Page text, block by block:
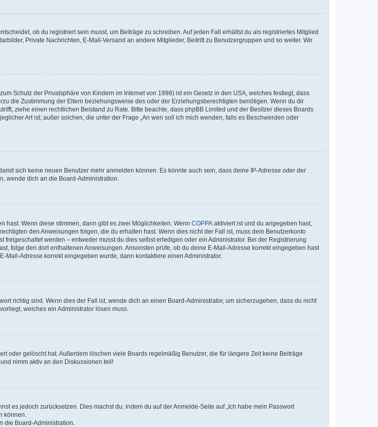
ob du registriert sein musst, um Beiträge zu schreiben. Auf jeden Fall erhältst du als registriertes Mitglied
Private Nachrichten, E-Mail-Versand an andere Mitglieder, Beitritt zu Benutzergruppen und so weiter. Wir
Schutz der Privatsphäre von Kindern im Internet von 1998) ist ein Gesetz in den USA, welches festlegt, dass
die Zustimmung der Eltern beziehungsweise des oder der Erziehungsberechtigten benötigen. Wenn du dir
ziehe einen rechtlichen Beistand zu Rate. Bitte beachte, dass phpBB Limited und der Besitzer dieses Boards
Art ist; außer solchen, die unter der Frage „An wen soll ich mich wenden, falls es Beschwerden oder
sich keine neuen Benutzer mehr anmelden können. Es könnte auch sein, dass deine IP-Adresse oder der
wende dich an die Board-Administration.
hast. Wenn diese stimmen, dann gibt es zwei Möglichkeiten. Wenn COPPA aktiviert ist und du angegeben hast,
den Anweisungen folgen, die du erhalten hast. Wenn dies nicht der Fall ist, muss dein Benutzerkonto
werden – entweder musst du dies selbst erledigen oder ein Administrator. Bei der Registrierung
folge den dort enthaltenen Anweisungen. Ansonsten prüfe, ob du deine E-Mail-Adresse korrekt eingegeben hast
Adresse korrekt eingegeben wurde, dann kontaktiere einen Administrator.
richtig sind. Wenn dies der Fall ist, wende dich an einen Board-Administrator, um sicherzugehen, dass du nicht
welches ein Administrator lösen muss.
oder gelöscht hat. Außerdem löschen viele Boards regelmäßig Benutzer, die für längere Zeit keine Beiträge
nimm aktiv an den Diskussionen teil!
es jedoch zurücksetzen. Dies machst du, indem du auf der Anmelde-Seite auf „Ich habe mein Passwort
können.
die Board-Administration.